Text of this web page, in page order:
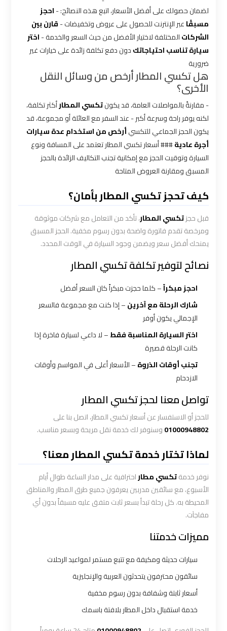
لضمان حصولك على أفضل الأسعار، اتبع هذه النصائح: -احجز
مسبقًاعبر الإنترنت للحصول على عروض وتخفيضات -قارن بين
الشركاتالمختلفة لاختيار الأفضل من حيث السعر والخدمة -اختر
سيارة تناسب احتياجاتكدون دفع تكلفة زائدة على خيارات غير
ضرورية
هل تكسي المطار أرخص من وسائل النقل
الأخرى؟
- مقارنةً بالمواصلات العامة، قد يكونتكسي المطارأكثر تكلفة،
لكنه يوفر راحة وسرعة أكبر - عند السفر مع العائلة أو مجموعة، قد
يكون الحجز الجماعي للتكسيأرخص من استخدام عدة سيارات
أجرة عادية### أسعار تكسي المطار تعتمد على المسافة ونوع
السيارة وتوقيت الحجز مع إمكانية تجنب التكاليف الزائدة بالحجز
المسبق ومقارنة العروض المتاحة
كيف تحجز تكسي المطار بأمان؟
قبل حجزتكسي المطار، تأكد من التعامل مع شركات موثوقة
ومرخصة تقدم فاتورة واضحة بدون رسوم مخفية. الحجز المسبق
يمنحك أفضل سعر ويضمن وجود السيارة في الوقت المحدد.
نصائح لتوفير تكلفة تكسي المطار
احجز مبكراً– كلما حجزت مبكراً كان السعر أفضل
شارك الرحلة مع آخرين– إذا كنت مع مجموعة فالسعر
الإجمالي يكون أوفر
اختر السيارة المناسبة فقط– لا داعي لسيارة فاخرة إذا
كانت الرحلة قصيرة
تجنب أوقات الذروة– الأسعار أعلى في المواسم وأوقات
الازدحام
تواصل معنا لحجز تكسي المطار
للحجز أو الاستفسار عن أسعار تكسي المطار، اتصل بنا على
01000948802وسنوفر لك خدمة نقل مريحة وبسعر مناسب.
لماذا تختار خدمة تكسي المطار معنا؟
نوفر خدمةتكسي مطاراحترافية على مدار الساعة طوال أيام
الأسبوع، مع سائقين مدربين يعرفون جميع طرق المطار والمناطق
المحيطة به. كل رحلة تبدأ بسعر ثابت متفق عليه مسبقاً بدون أي
مفاجآت.
مميزات خدمتنا
سيارات حديثة ومكيفة مع تتبع مستمر لمواعيد الرحلات
سائقون محترفون يتحدثون العربية والإنجليزية
أسعار ثابتة وشفافة بدون رسوم مخفية
خدمة استقبال داخل المطار بلافتة باسمك
شركه
ليموزين
القاهره
ليموزين
اسكندرية
القاهرة
ليموزين
الإسكندرية
القاهرة
ليموزين
الاسكندرية
القاهرة
ليموزين
الاسكندريه
الاسكندريه
السويس
ليموزين
الاسكندريه
الشيخ
ليموزين
الاسكندريه
مطروح
ليموزين
الأحمر